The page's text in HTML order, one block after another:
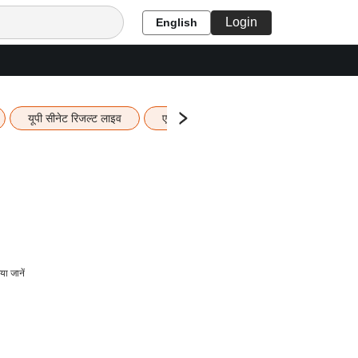
English Login
यूपी सीनेट रिजल्ट लाइव एचबीएसई 12वीं का रिजल्ट लाइव
जानें